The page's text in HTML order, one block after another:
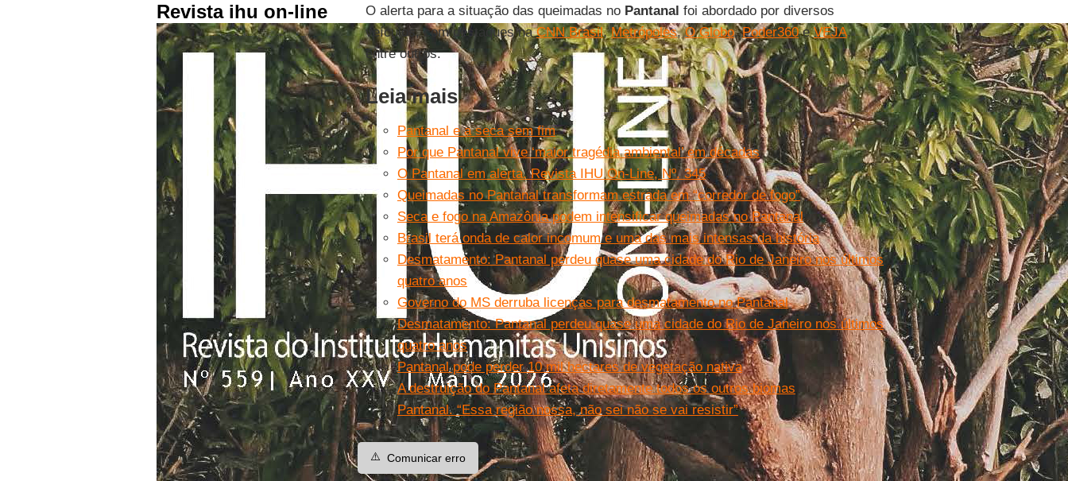
Revista ihu on-line O alerta para a situação das queimadas no Pantanal foi abordado por diversos
veículos, com destaques naCNN Brasil,Metrópoles,O Globo,Poder360eVEJA,
entre outros.
Leia mais
Pantanal e a seca sem fim
Por que Pantanal vive ‘maior tragédia ambiental’ em décadas
O Pantanal em alerta. Revista IHU On-Line, Nº. 345
Queimadas no Pantanal transformam estrada em “corredor de fogo”
Seca e fogo na Amazônia podem intensificar queimadas no Pantanal
Brasil terá onda de calor incomum e uma das mais intensas da história
Desmatamento: Pantanal perdeu quase uma cidade do Rio de Janeiro nos últimos
quatro anos
Governo do MS derruba licenças para desmatamento no Pantanal
Desmatamento: Pantanal perdeu quase uma cidade do Rio de Janeiro nos últimos
quatro anos
Pantanal pode perder 10 mil hectares de vegetação nativa
A destruição do Pantanal afeta diretamente todos os outros biomas
Pantanal. “Essa região nossa, não sei não se vai resistir”
⚠️ Comunicar erro